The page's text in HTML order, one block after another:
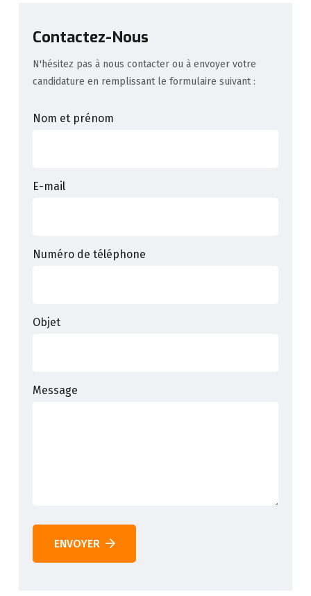
Contactez-Nous
N'hésitez pas à nous contacter ou à envoyer votre
candidature en remplissant le formulaire suivant :
Nom et prénom
E-mail
Numéro de téléphone
Objet
Message
ENVOYER